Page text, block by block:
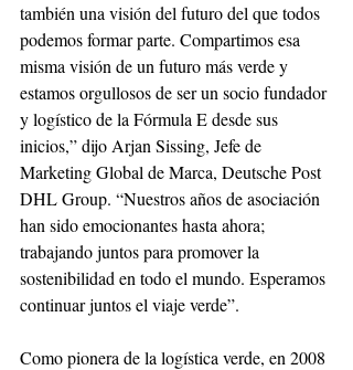
también una visión del futuro del que todos
podemos formar parte. Compartimos esa
misma visión de un futuro más verde y
estamos orgullosos de ser un socio fundador
y logístico de la Fórmula E desde sus
inicios,” dijo Arjan Sissing, Jefe de
Marketing Global de Marca, Deutsche Post
DHL Group. “Nuestros años de asociación
han sido emocionantes hasta ahora;
trabajando juntos para promover la
sostenibilidad en todo el mundo. Esperamos
continuar juntos el viaje verde”.
Como pionera de la logística verde, en 2008